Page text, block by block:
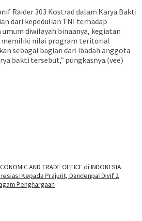
Raider 303 Kostrad dalam Karya Bakti
dari kepedulian TNI terhadap
diwilayah binaanya, kegiatan
nilai program teritorial
sebagai bagian dari ibadah anggota
bakti tersebut,” pungkasnya.(vee)
AND TRADE OFFICE di INDONESIA
Kepada Prajurit, Dandenpal Divif 2
Penghargaan